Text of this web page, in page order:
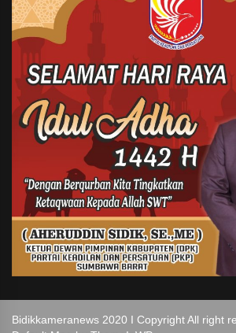
Bidikkameranews 2020 I Copyright All right